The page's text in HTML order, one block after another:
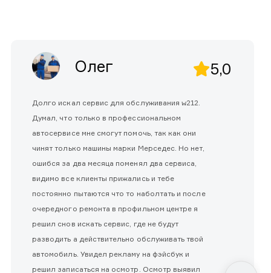
Олег 5,0
Долго искал сервис для обслуживания w212.
Думал, что только в профессиональном
автосервисе мне смогут помочь, так как они
чинят только машины марки Мерседес. Но нет,
ошибся за два месяца поменял два сервиса,
видимо все клиенты прижались и тебе
постоянно пытаются что то наболтать и после
очередного ремонта в профильном центре я
решил снов искать сервис, где не будут
разводить а действительно обслуживать твой
автомобиль. Увидел рекламу на фэйсбук и
решил записаться на осмотр. Осмотр выявил